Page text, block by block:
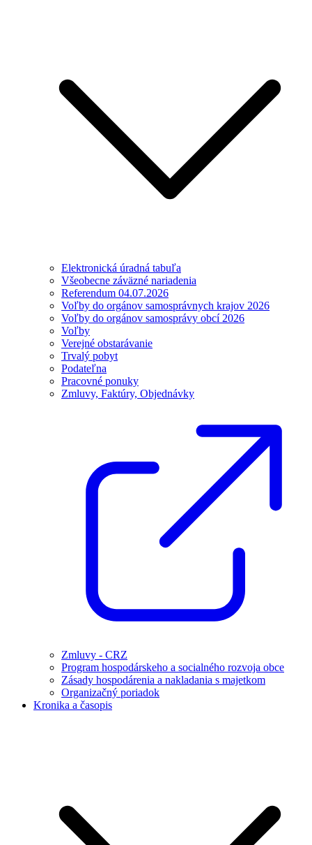
Elektronická úradná tabuľa
Všeobecne záväzné nariadenia
Referendum 04.07.2026
Voľby do orgánov samosprávnych krajov 2026
Voľby do orgánov samosprávy obcí 2026
Voľby
Verejné obstarávanie
Trvalý pobyt
Podateľna
Pracovné ponuky
Zmluvy, Faktúry, Objednávky
Zmluvy - CRZ
Program hospodárskeho a socialného rozvoja obce
Zásady hospodárenia a nakladania s majetkom
Organizačný poriadok
Kronika a časopis